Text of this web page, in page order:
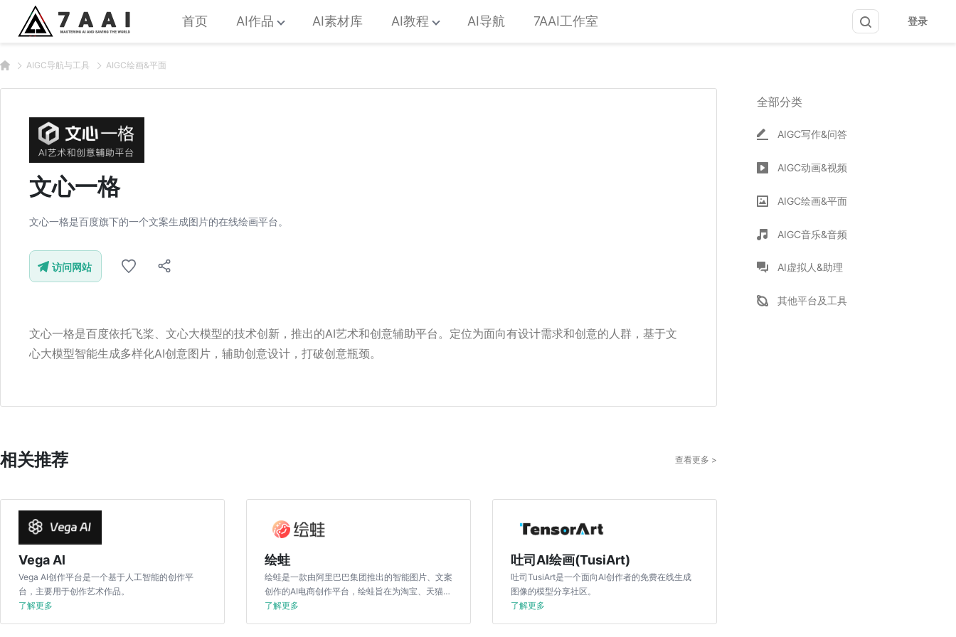
首页 AI作品 AI素材库 AI教程 AI导航 7AAI工作室 登录
AIGC导航与工具 AIGC绘画&平面
文心一格
文心一格是百度旗下的一个文案生成图片的在线绘画平台。
访问网站
文心一格是百度依托飞桨、文心大模型的技术创新，推出的AI艺术和创意辅助平台。定位为面向有设计需求和创意的人群，基于文
心大模型智能生成多样化AI创意图片，辅助创意设计，打破创意瓶颈。
相关推荐 查看更多 >
Vega Al
Vega Al创作平台是一个基于人工智能的创作平
台，主要用于创作艺术作品。
了解更多
绘蛙
绘蛙是一款由阿里巴巴集团推出的智能图片、文案
创作的AI电商创作平台，绘蛙旨在为淘宝、天猫电
商卖家和达人提供服务，以提升创作效率和降低成
了解更多
吐司AI绘画(TusiArt)
吐司TusiArt是一个面向AI创作者的免费在线生成
图像的模型分享社区。
了解更多
全部分类
AIGC写作&问答
AIGC动画&视频
AIGC绘画&平面
AIGC音乐&音频
AI虚拟人&助理
其他平台及工具